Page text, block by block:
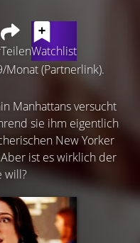
TeilenWatchlist
Monat (Partnerlink).
Manhattans versucht
sie ihm eigentlich
New Yorker
ist es wirklich der
will?